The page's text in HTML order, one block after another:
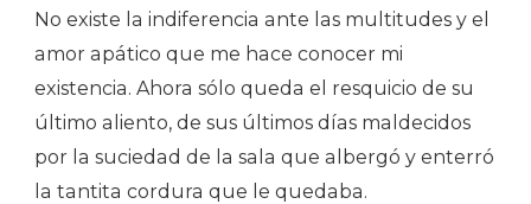
No existe la indiferencia ante las multitudes y el
amor apático que me hace conocer mi
existencia. Ahora sólo queda el resquicio de su
último aliento, de sus últimos días maldecidos
por la suciedad de la sala que albergó y enterró
la tantita cordura que le quedaba.